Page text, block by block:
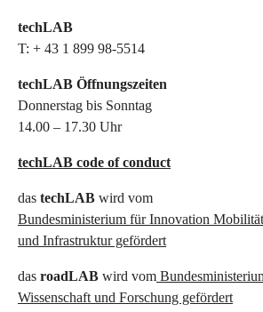
techLAB
T: + 43 1 899 98-5514
techLAB Öffnungszeiten
Donnerstag bis Sonntag
14.00 – 17.30 Uhr
techLAB code of conduct
das techLAB wird vom
Bundesministerium für Innovation Mobilität
und Infrastruktur gefördert
das roadLAB wird vom
Wissenschaft und Forschung gefördert